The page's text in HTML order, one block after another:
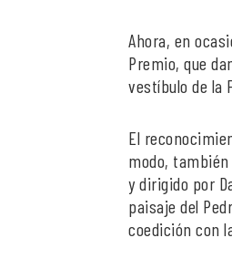
Ahora, en
Premio, que
vestíbulo de la
El
modo,
y dirigido por
paisaje del
coedición con